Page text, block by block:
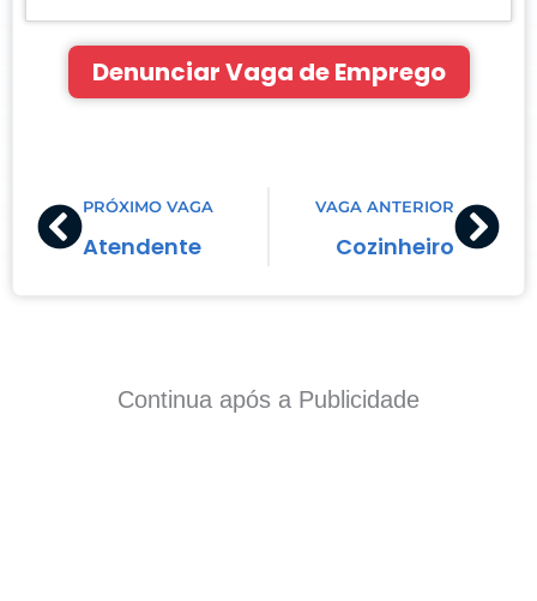
Denunciar Vaga de Emprego
Prev
PRÓXIMO VAGA
Atendente
VAGA ANTERIOR
Cozinheiro
Continua após a Publicidade